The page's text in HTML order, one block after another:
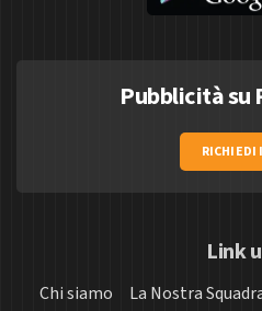
Pubblicità su
RICHIEDI
Link
Chi siamo La Nostra